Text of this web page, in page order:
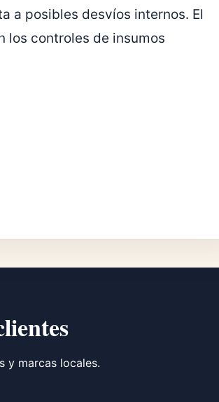
a posibles desvíos internos. El
los controles de insumos
y marcas locales.